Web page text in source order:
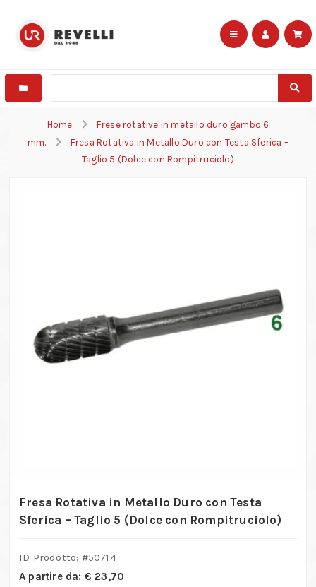
Home
Frese rotative in metallo duro gambo 6
mm.
Fresa Rotativa in Metallo Duro con Testa Sferica –
Taglio 5 (Dolce con Rompitruciolo)
Fresa Rotativa in Metallo Duro con Testa
Sferica – Taglio 5 (Dolce con Rompitruciolo)
ID Prodotto: #50714
A partire da: € 23,70